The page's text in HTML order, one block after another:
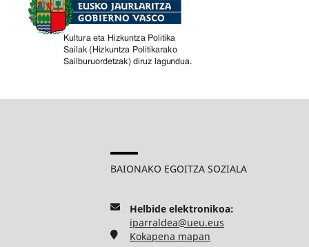
BAIONAKO EGOITZA SOZIALA
Helbide elektronikoa:
iparraldea@ueu.eus
Kokapena mapan